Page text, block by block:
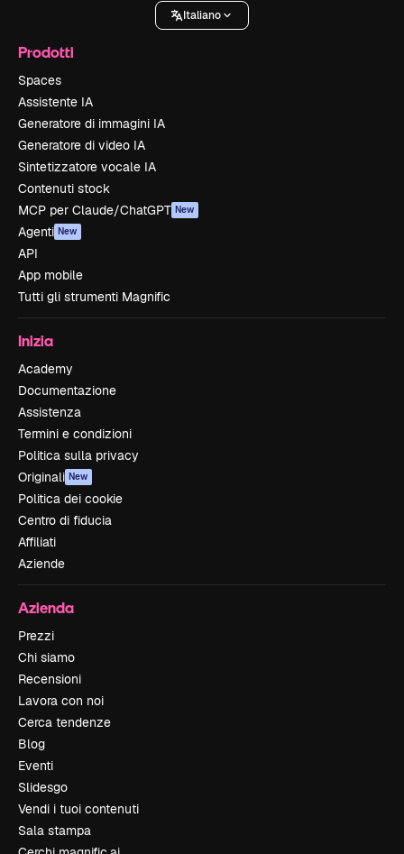
Italiano
Prodotti
Spaces
Assistente IA
Generatore di immagini IA
Generatore di video IA
Sintetizzatore vocale IA
Contenuti stock
MCP per Claude/ChatGPT New
Agenti New
API
App mobile
Tutti gli strumenti Magnific
Inizia
Academy
Documentazione
Assistenza
Termini e condizioni
Politica sulla privacy
Originali New
Politica dei cookie
Centro di fiducia
Affiliati
Aziende
Azienda
Prezzi
Chi siamo
Recensioni
Lavora con noi
Cerca tendenze
Blog
Eventi
Slidesgo
Vendi i tuoi contenuti
Sala stampa